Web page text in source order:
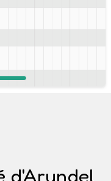
d'Arundel